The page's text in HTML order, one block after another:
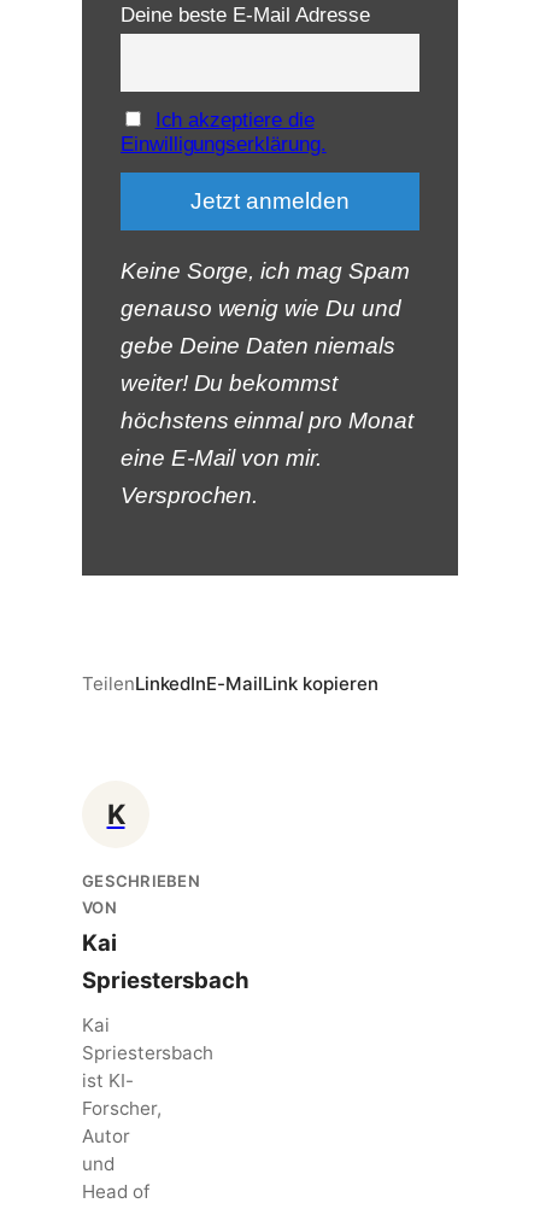
Deine beste E-Mail Adresse
Ich akzeptiere die
Einwilligungserklärung.
Keine Sorge, ich mag Spam
genauso wenig wie Du und
gebe Deine Daten niemals
weiter! Du bekommst
höchstens einmal pro Monat
eine E-Mail von mir.
Versprochen.
TeilenLinkedInE-MailLink kopieren
K
GESCHRIEBEN
VON
Kai
Spriestersbach
Kai
Spriestersbach
ist KI-
Forscher,
Autor
und
Head of